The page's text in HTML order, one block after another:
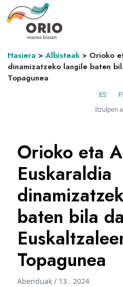
Hasiera > Albisteak > Orioko
dinamizatzeko langile baten
Topagunea
ES
Itzulpen
Orioko eta
Euskaraldia
baten bila
Topagunea
Abenduak / 13 . 2024